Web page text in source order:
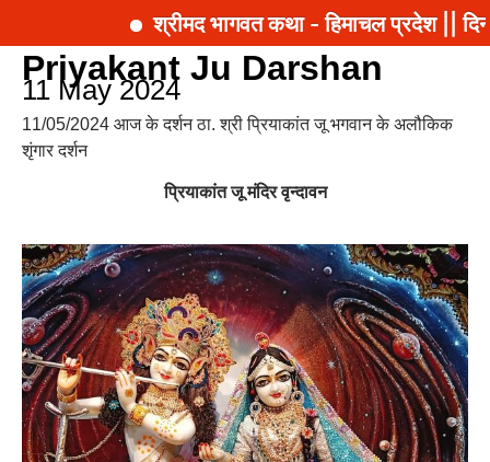
श्रीमद भागवत कथा - हिमाचल प्रदेश ||
Priyakant Ju Darshan
11 May 2024
11/05/2024 आज के दर्शन ठा. श्री प्रियाकांत जू भगवान के अलौकिक
शृंगार दर्शन
प्रियाकांत जू मंदिर वृन्दावन